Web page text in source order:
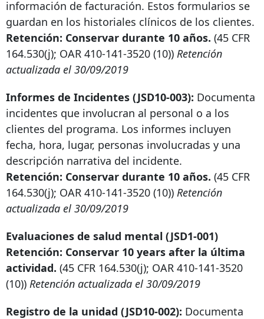
información de facturación. Estos formularios se
guardan en los historiales clínicos de los clientes.
Retención: Conservar durante 10 años. (45 CFR
164.530(j); OAR 410-141-3520 (10)) Retención
actualizada el 30/09/2019
Informes de Incidentes (JSD10-003): Documenta
incidentes que involucran al personal o a los
clientes del programa. Los informes incluyen
fecha, hora, lugar, personas involucradas y una
descripción narrativa del incidente.
Retención: Conservar durante 10 años. (45 CFR
164.530(j); OAR 410-141-3520 (10)) Retención
actualizada el 30/09/2019
Evaluaciones de salud mental (JSD1-001)
Retención: Conservar 10 years after la última
actividad. (45 CFR 164.530(j); OAR 410-141-3520
(10)) Retención actualizada el 30/09/2019
Registro de la unidad (JSD10-002): Documenta